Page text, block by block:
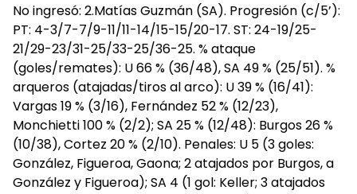
No ingresó: 2.Matías Guzmán (SA). Progresión (c/5’):
PT: 4-3/7-7/9-11/11-14/15-15/20-17. ST: 24-19/25-
21/29-23/31-25/33-25/36-25. % ataque
(goles/remates): U 66 % (36/48), SA 49 % (25/51). %
arqueros (atajadas/tiros al arco): U 39 % (16/41):
Vargas 19 % (3/16), Fernández 52 % (12/23),
Monchietti 100 % (2/2); SA 25 % (12/48): Burgos 26 %
(10/38), Cortez 20 % (2/10). Penales: U 5 (3 goles:
González, Figueroa, Gaona; 2 atajados por Burgos, a
González y Figueroa); SA 4 (1 gol: Keller; 3 atajados